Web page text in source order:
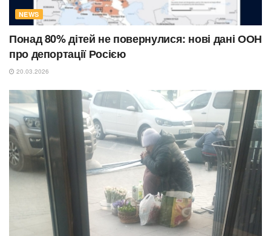
NEWS
Понад 80% дітей не повернулися: нові дані ООН
про депортації Росією
20.03.2026